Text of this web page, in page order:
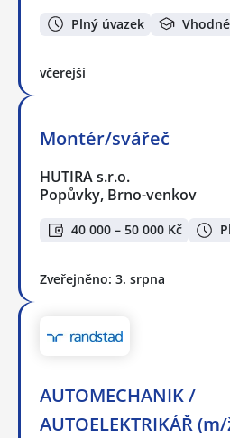
Plný úvazek
včerejší
Montér/svářeč
HUTIRA s.r.o.
Popůvky, Brno-venkov
40 000 – 50 000 Kč
Zveřejněno: 3. srpna
AUTOMECHANIK /
AUTOELEKTRIKÁŘ